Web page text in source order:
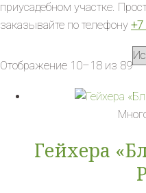
приусадебном участке.
заказывайте по телефону +7
Отображение 10–18 из 89
Гейхера